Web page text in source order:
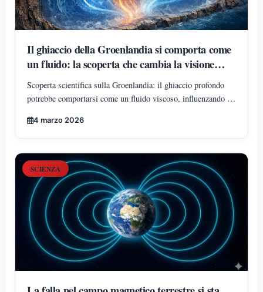
Il ghiaccio della Groenlandia si comporta come
un fluido: la scoperta che cambia la visione
delle calotte polari
Scoperta scientifica sulla Groenlandia: il ghiaccio profondo
potrebbe comportarsi come un fluido viscoso, influenzando i
4 marzo 2026
SCIENZA